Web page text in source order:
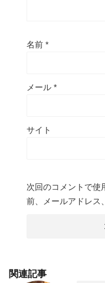
名前 *
メール *
サイト
次回のコメントで使
前、メールアドレス
関連記事